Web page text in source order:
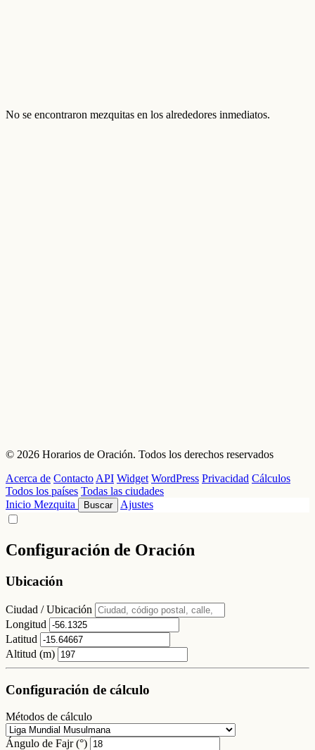
No se encontraron mezquitas en los alrededores inmediatos.
© 2026 Horarios de Oración. Todos los derechos reservados
Acerca de ContactoAPI Widget WordPress Privacidad Cálculos
Todos los países Todas las ciudades
Inicio Mezquita Buscar Ajustes
Configuración de Oración
Ubicación
Ciudad / Ubicación
Longitud
Latitud
Altitud (m)
Configuración de cálculo
Métodos de cálculo
Ángulo de Fajr (°)